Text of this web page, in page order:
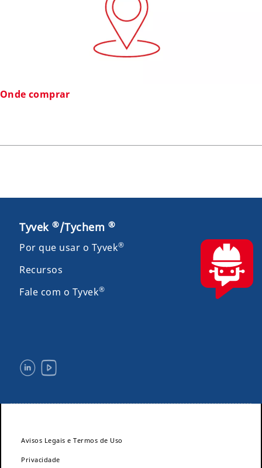
Onde comprar
Tyvek ®/Tychem ®
Por que usar o Tyvek®
Recursos
Fale com o Tyvek®
Avisos Legais e Termos de Uso
Privacidade